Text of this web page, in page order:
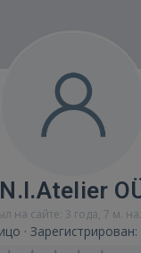
N.I.Atelier
на сайте: 3 года, 7 м.
·